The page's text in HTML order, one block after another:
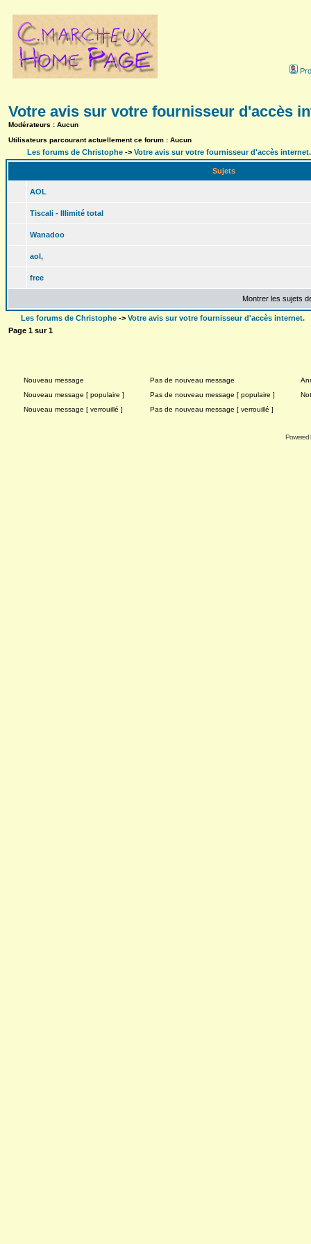
Votre avis sur votre fournisseur d'accès
Modérateurs : Aucun
Utilisateurs parcourant actuellement ce forum : Aucun
Les forums de Christophe -> Votre avis sur votre fournisseur d'accès internet.
Sujets
AOL
Tiscali - Illimité total
Wanadoo
aol,
free
Montrer les sujets
Les forums de Christophe -> Votre avis sur votre fournisseur d'accès internet.
Page 1 sur1
Nouveau message Pas de nouveau message
Nouveau message [ populaire ]
Pas de nouveau message [ populaire ]
Nouveau message [ verrouillé ]
Pas de nouveau message [ verrouillé ]
Powered